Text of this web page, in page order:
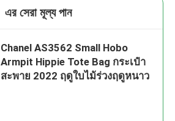
এর সেরা মূল্য পান
Chanel AS3562 Small Hobo
Armpit Hippie Tote Bag กระเป๋า
สะพาย 2022 ฤดูใบไม้ร่วงฤดูหนาว